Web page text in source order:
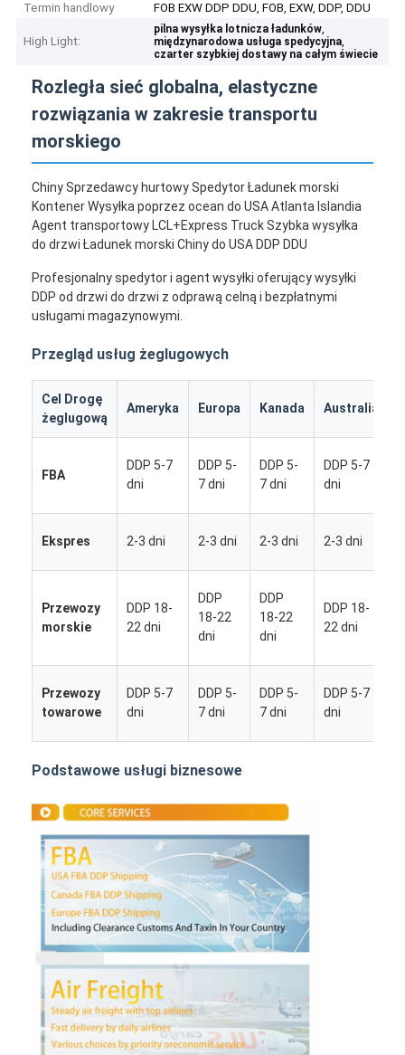
Dom
Produkty
O nas
Wycieczka po fabryce
Kontrola jakości
Skontaktuj się z nami
Rozmawiaj teraz.
Termin handlowy
FOB EXW DDP DDU, FOB, EXW, DDP, DDU
High Light:
pilna wysyłka lotnicza ładunków,
międzynarodowa usługa spedycyjna,
czarter szybkiej dostawy na całym świecie
Rozległa sieć globalna, elastyczne
rozwiązania w zakresie transportu
morskiego
Chiny Sprzedawcy hurtowy Spedytor Ładunek morski
Kontener Wysyłka poprzez ocean do USA Atlanta Islandia
Agent transportowy LCL+Express Truck Szybka wysyłka
do drzwi Ładunek morski Chiny do USA DDP DDU
Profesjonalny spedytor i agent wysyłki oferujący wysyłki
DDP od drzwi do drzwi z odprawą celną i bezpłatnymi
usługami magazynowymi.
Przegląd usług żeglugowych
Cel Drogę
żeglugową
Ameryka Europa Kanada Australia
FBA
DDP 5-7
dni
DDP 5-
7 dni
DDP 5-
7 dni
DDP 5-7
dni
Ekspres 2-3 dni 2-3 dni 2-3 dni 2-3 dni
Przewozy
morskie
DDP 18-
22 dni
DDP
18-22
dni
DDP
18-22
dni
DDP 18-
22 dni
Przewozy
towarowe
DDP 5-7
dni
DDP 5-
7 dni
DDP 5-
7 dni
DDP 5-7
dni
Podstawowe usługi biznesowe